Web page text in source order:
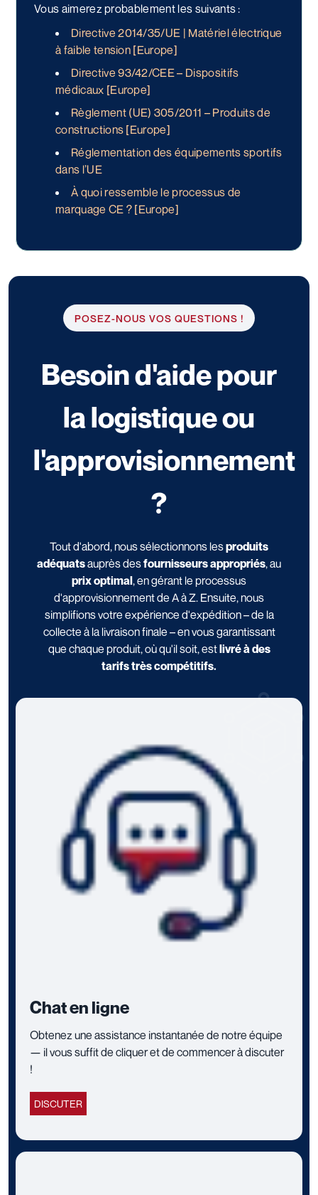
Vous aimerez probablement les suivants :
Directive 2014/35/UE | Matériel électrique
à faible tension [Europe]
Directive 93/42/CEE – Dispositifs
médicaux [Europe]
Règlement (UE) 305/2011 – Produits de
constructions [Europe]
Réglementation des équipements sportifs
dans l’UE
À quoi ressemble le processus de
marquage CE ? [Europe]
POSEZ-NOUS VOS QUESTIONS !
Besoin d'aide pour
la logistique ou
l'approvisionnement
?
Tout d'abord, nous sélectionnons lesproduits
adéquatsauprès desfournisseurs appropriés, au
prix optimal, en gérant le processus
d'approvisionnement de A à Z. Ensuite, nous
simplifions votre expérience d'expédition – de la
collecte à la livraison finale – en vous garantissant
que chaque produit, où qu'il soit, estlivré à des
tarifs très compétitifs.
Chat en ligne
Obtenez une assistance instantanée de notre équipe
— il vous suffit de cliquer et de commencer à discuter
!
DISCUTER